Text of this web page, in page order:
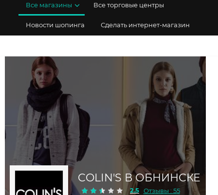
Все магазины Все торговые центры
Новости шопинга Сделать интернет-магазин
COLIN'S В ОБНИНСКЕ
2.5 Отзывы : 55